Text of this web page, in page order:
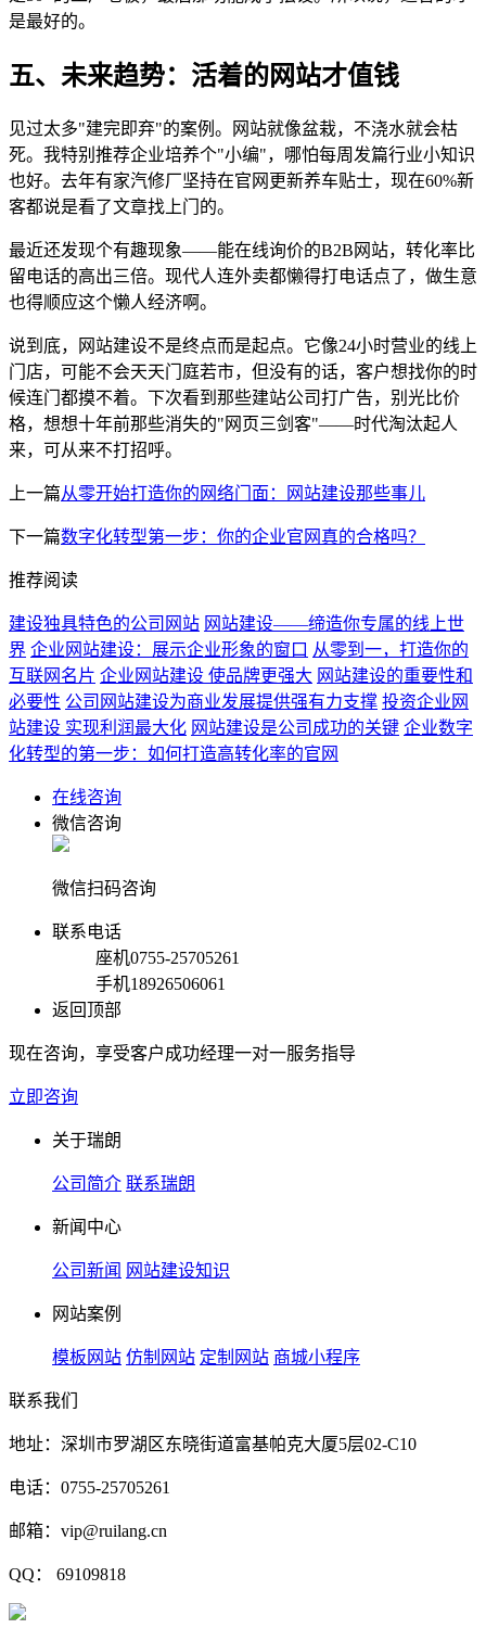
是最好的。
五、未来趋势：活着的网站才值钱
见过太多"建完即弃"的案例。网站就像盆栽，不浇水就会枯
死。我特别推荐企业培养个"小编"，哪怕每周发篇行业小知识
也好。去年有家汽修厂坚持在官网更新养车贴士，现在60%新
客都说是看了文章找上门的。
最近还发现个有趣现象——能在线询价的B2B网站，转化率比
留电话的高出三倍。现代人连外卖都懒得打电话点了，做生意
也得顺应这个懒人经济啊。
说到底，网站建设不是终点而是起点。它像24小时营业的线上
门店，可能不会天天门庭若市，但没有的话，客户想找你的时
候连门都摸不着。下次看到那些建站公司打广告，别光比价
格，想想十年前那些消失的"网页三剑客"——时代淘汰起人
来，可从来不打招呼。
上一篇从零开始打造你的网络门面：网站建设那些事儿
下一篇数字化转型第一步：你的企业官网真的合格吗？
推荐阅读
建设独具特色的公司网站 网站建设——缔造你专属的线上世
界 企业网站建设：展示企业形象的窗口 从零到一，打造你的
互联网名片 企业网站建设 使品牌更强大 网站建设的重要性和
必要性 公司网站建设为商业发展提供强有力支撑 投资企业网
站建设 实现利润最大化 网站建设是公司成功的关键 企业数字
化转型的第一步：如何打造高转化率的官网
在线咨询
微信咨询
微信扫码咨询
联系电话
座机0755-25705261
手机18926506061
返回顶部
现在咨询，享受客户成功经理一对一服务指导
立即咨询
关于瑞朗
公司简介 联系瑞朗
新闻中心
公司新闻 网站建设知识
网站案例
模板网站 仿制网站 定制网站 商城小程序
联系我们
地址：深圳市罗湖区东晓街道富基帕克大厦5层02-C10
电话：0755-25705261
邮箱：vip@ruilang.cn
QQ： 69109818